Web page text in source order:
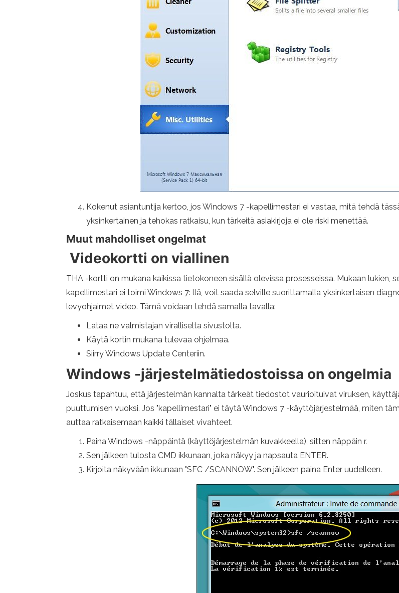
Kokenut asiantuntija kertoo, jos Windows 7 -kapellimestari ei vastaa, mitä tehdä
yksinkertainen ja tehokas ratkaisu, kun tärkeitä asiakirjoja ei ole riski menettää.
Muut mahdolliset ongelmat
Videokortti on viallinen
THA -kortti on mukana kaikissa tietokoneen sisällä olevissa prosesseissa. Mukaan lukien,
kapellimestari ei toimi Windows 7: llä, voit saada selville suorittamalla yksinkertaisen
levyohjaimet video. Tämä voidaan tehdä samalla tavalla:
Lataa ne valmistajan viralliselta sivustolta.
Käytä kortin mukana tulevaa ohjelmaa.
Siirry Windows Update Centeriin.
Windows -järjestelmätiedostoissa on ongelmia
Joskus tapahtuu, että järjestelmän kannalta tärkeät tiedostot vaurioituivat viruksen,
puuttumisen vuoksi. Jos "kapellimestari" ei täytä Windows 7 -käyttöjärjestelmää, miten
auttaa ratkaisemaan kaikki tällaiset vivahteet.
Paina Windows -näppäintä (käyttöjärjestelmän kuvakkeella), sitten näppäin r.
Sen jälkeen tulosta CMD ikkunaan, joka näkyy ja napsauta ENTER.
Kirjoita näkyvään ikkunaan "SFC /SCANNOW". Sen jälkeen paina Enter uudelleen.